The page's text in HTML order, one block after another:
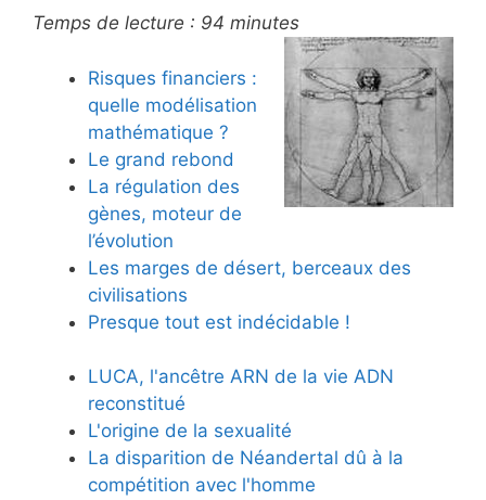
Temps de lecture : 94 minutes
Risques financiers :
quelle modélisation
mathématique ?
Le grand rebond
La régulation des
gènes, moteur de
l’évolution
Les marges de désert, berceaux des
civilisations
Presque tout est indécidable !
LUCA, l'ancêtre ARN de la vie ADN
reconstitué
L'origine de la sexualité
La disparition de Néandertal dû à la
compétition avec l'homme